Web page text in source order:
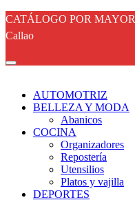
CATÁLOGO POR
Callao
AUTOMOTRIZ
BELLEZA Y MODA
Abanicos
COCINA
Organizadores
Repostería
Utensilios
Platos y vajilla
DEPORTES